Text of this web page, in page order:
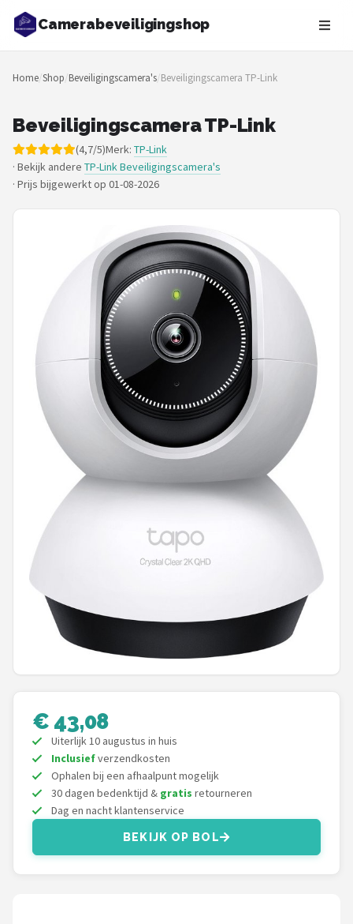
Camerabeveiligingshop
Zoeken
NAVIGATIE
Merken
Blog
Beveiligingscamera's
Camera Deurbellen
Shop
POPULAIRE MERKEN
Eufy
Home-Locking
Reolink
EZVIZ
Hikvision
TP-Link
Foscam
Teceye
Smartwares
ieGeek
Alle merken →
Home/Shop/Beveiligingscamera's/Beveiligingscamera TP-Link
Beveiligingscamera TP-Link
(4,7/5)Merk: TP-Link
· Bekijk andere TP-Link Beveiligingscamera's
· Prijs bijgewerkt op 01-08-2026
€ 43,08
Uiterlijk 10 augustus in huis
Inclusiefverzendkosten
Ophalen bij een afhaalpunt mogelijk
30 dagen bedenktijd & gratis retourneren
Dag en nacht klantenservice
BEKIJK OP BOL